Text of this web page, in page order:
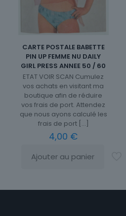
CARTE POSTALE BABETTE
PIN UP FEMME NU DAILY
GIRL PRESS ANNEE 50 / 60
ETAT VOIR SCAN Cumulez
vos achats en visitant ma
boutique afin de réduire
vos frais de port. Attendez
que nous ayons calculé les
frais de port[…]
4,00 €
Ajouter au panier